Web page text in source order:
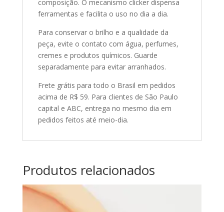
composição. O mecanismo clicker dispensa
ferramentas e facilita o uso no dia a dia.
Para conservar o brilho e a qualidade da
peça, evite o contato com água, perfumes,
cremes e produtos químicos. Guarde
separadamente para evitar arranhados.
Frete grátis para todo o Brasil em pedidos
acima de R$ 59. Para clientes de São Paulo
capital e ABC, entrega no mesmo dia em
pedidos feitos até meio-dia.
Produtos relacionados